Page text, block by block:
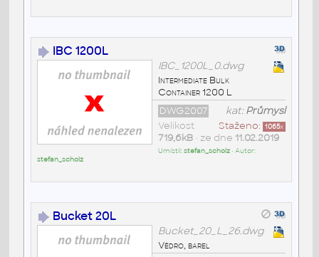
IBC 1200L
IBC_1200L_0.dwg
Intermediate Bulk
Container 1200 L
kat:Průmysl
DWG2007
Staženo: 1065x
Velikost
719,6kB• ze dne 11.02.2019
Umístil:stefan_scholz• Autor:
stefan_scholz
Bucket 20L
Bucket_20_L_26.dwg
Vědro, barel